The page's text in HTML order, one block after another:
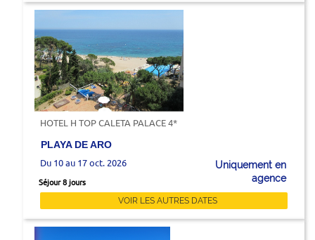
HOTEL H TOP CALETA PALACE 4*
PLAYA DE ARO
Du 10 au 17 oct. 2026
Séjour 8 jours
Uniquement en
agence
VOIR LES AUTRES DATES